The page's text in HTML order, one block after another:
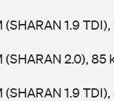
(SHARAN 1.9
(SHARAN 2.0), 85
(SHARAN 1.9